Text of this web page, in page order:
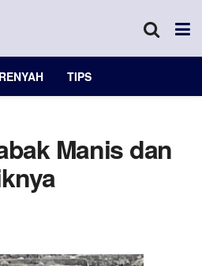
RENYAH TIPS
Manis dan